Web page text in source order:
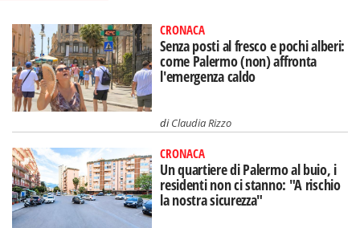
CRONACA
Senza posti al fresco e pochi alberi:
come Palermo (non) affronta
l'emergenza caldo
diClaudia Rizzo
CRONACA
Un quartiere di Palermo al buio, i
residenti non ci stanno: "A rischio
la nostra sicurezza"